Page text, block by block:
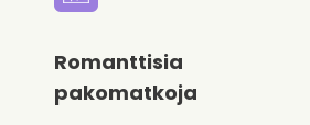
Romanttisia
pakomatkoja